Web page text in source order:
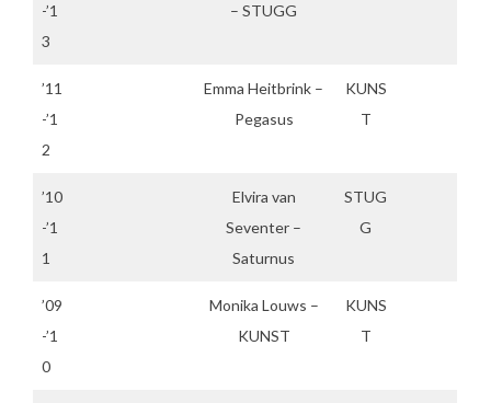
-’1
3
– STUGG
’11
-’1
2
Emma Heitbrink –
Pegasus
KUNS
T
’10
-’1
1
Elvira van
Seventer –
Saturnus
STUG
G
’09
-’1
0
Monika Louws –
KUNST
KUNS
T